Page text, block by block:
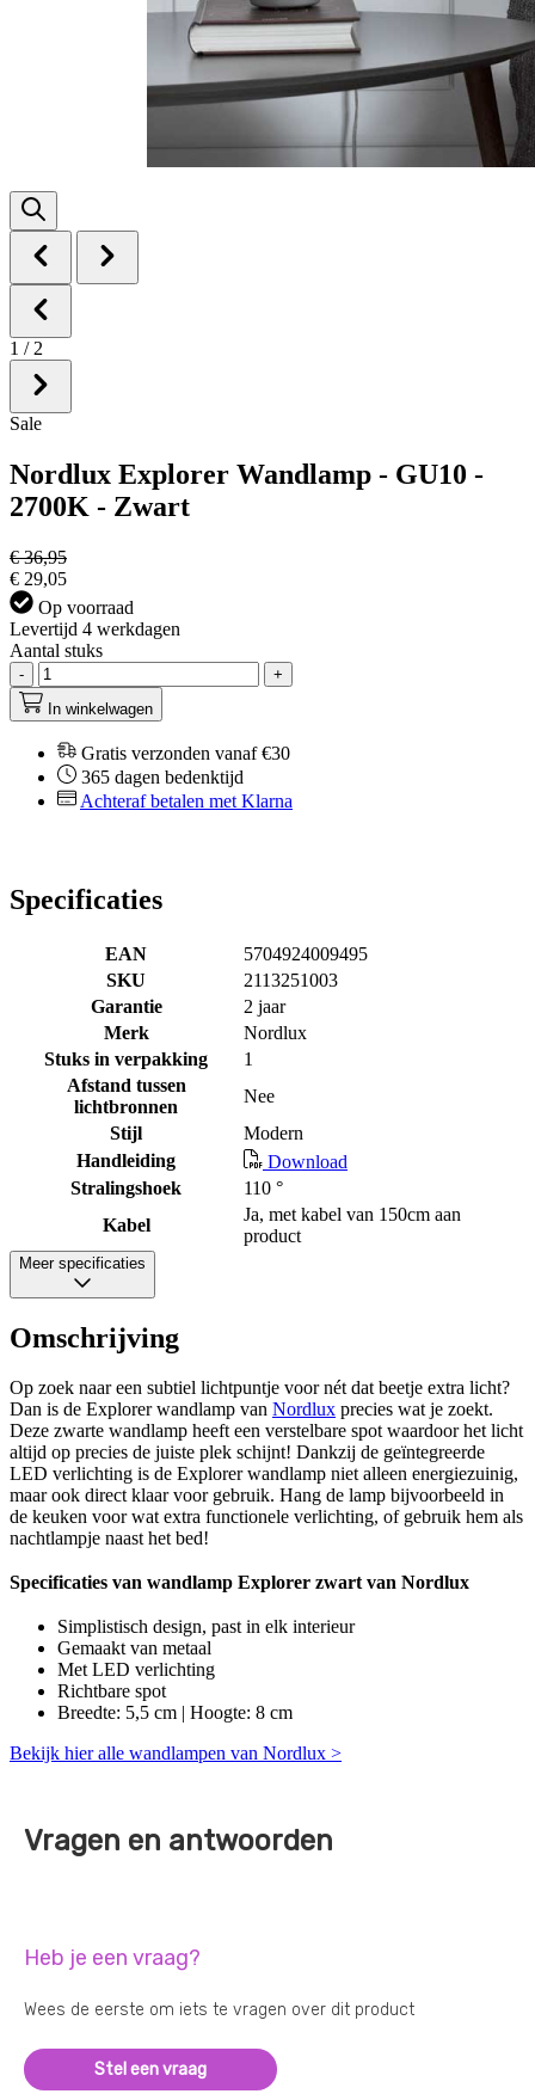
1 / 2
Sale
Nordlux Explorer Wandlamp - GU10 -
2700K - Zwart
€ 36,95
€ 29,05
Op voorraad
Levertijd 4 werkdagen
Aantal stuks
-
+
In winkelwagen
Gratis verzonden vanaf €30
365 dagen bedenktijd
Achteraf betalen met Klarna
Specificaties
EAN
5704924009495
SKU
2113251003
Garantie
2 jaar
Merk
Nordlux
Stuks in verpakking
1
Afstand tussen
lichtbronnen
Nee
Stijl
Modern
Handleiding
Download
Stralingshoek
110 °
Kabel
Ja, met kabel van 150cm aan
product
Meer specificaties
Omschrijving
Op zoek naar een subtiel lichtpuntje voor nét dat beetje extra licht?
Dan is de Explorer wandlamp van Nordlux precies wat je zoekt.
Deze zwarte wandlamp heeft een verstelbare spot waardoor het licht
altijd op precies de juiste plek schijnt! Dankzij de geïntegreerde
LED verlichting is de Explorer wandlamp niet alleen energiezuinig,
maar ook direct klaar voor gebruik. Hang de lamp bijvoorbeeld in
de keuken voor wat extra functionele verlichting, of gebruik hem als
nachtlampje naast het bed!
Specificaties van wandlamp Explorer zwart van Nordlux
Simplistisch design, past in elk interieur
Gemaakt van metaal
Met LED verlichting
Richtbare spot
Breedte: 5,5 cm | Hoogte: 8 cm
Bekijk hier alle wandlampen van Nordlux >
Vragen en antwoorden
Heb je een vraag?
Wees de eerste om iets te vragen over dit product
Stel een vraag